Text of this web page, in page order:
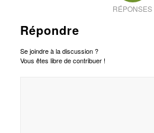
RÉPONSES
Répondre
Se joindre à la discussion ?
Vous êtes libre de contribuer !